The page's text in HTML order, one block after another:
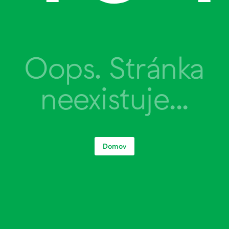
Oops. Stránka
neexistuje...
Domov